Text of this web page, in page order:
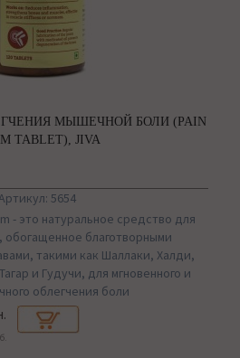
МЫШЕЧНОЙ БОЛИ (PAIN
TABLET), JIVA
5654
- это натуральное средство для
обогащенное благотворными
такими как Шаллаки, Халди,
и Гудучи, для мгновенного и
облегчения боли